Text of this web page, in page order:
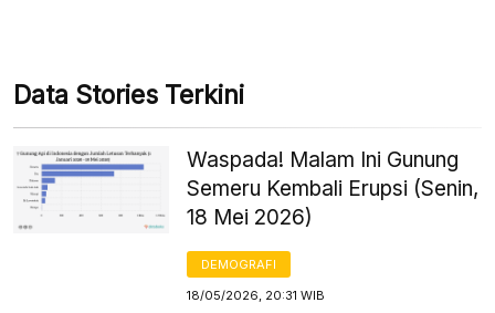
Data Stories Terkini
Waspada! Malam Ini Gunung
Semeru Kembali Erupsi (Senin,
18 Mei 2026)
DEMOGRAFI
18/05/2026, 20:31 WIB